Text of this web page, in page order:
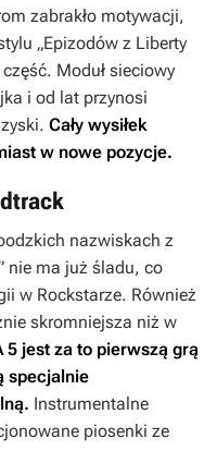
zabrakło motywacji,
„Epizodów z Liberty
Moduł sieciowy
i od lat przynosi
Cały wysiłek
w nowe pozycje.
nazwiskach z
nie ma już śladu, co
w Rockstarze. Również
skromniejsza niż w
5 jest za to pierwszą grą
specjalnie
Instrumentalne
piosenki ze